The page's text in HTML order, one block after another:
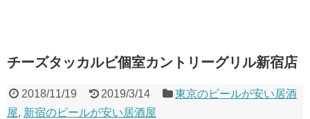
チーズタッカルビ個室カントリーグリル新宿店
2018/11/19 2019/3/14
東京のビールが安い居酒
屋, 新宿のビールが安い居酒屋